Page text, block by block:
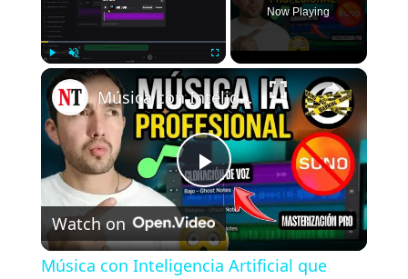
Unmute
Now Playing
×
P
l
Música con Inteligencia Artificial que suena REAL ¿Mejor que Suno? (MusicCreator.ai)
Watch on
Música con Inteligencia Artificial que